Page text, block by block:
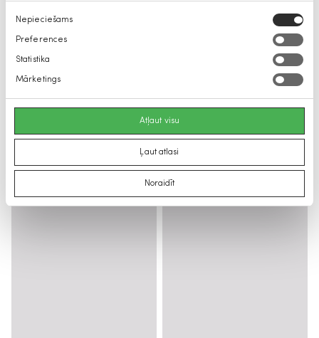
Piekrišanas
izvēle
Nepieciešams
Preferences
Statistika
Mārketings
Atļaut visu
Ļaut atlasi
Noraidīt